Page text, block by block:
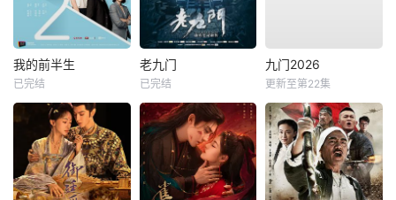
我的前半生
已完结
老九门
已完结
九门2026
更新至第22集